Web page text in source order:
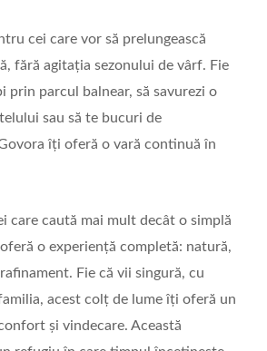
cei care vor să prelungească
fără agitația sezonului de vârf. Fie
prin parcul balnear, să savurezi o
sau să te bucuri de
îți oferă o vară continuă în
care caută mai mult decât o simplă
o experiență completă: natură,
Fie că vii singură, cu
acest colț de lume îți oferă un
și vindecare. Această